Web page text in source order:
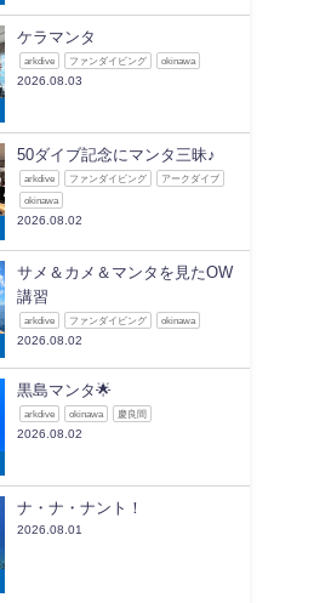
ケラマンタ
arkdive ファンダイビング okinawa
2026.08.03
50ダイブ記念にマンタ三昧♪
arkdive ファンダイビング アークダイブ
okinawa
2026.08.02
サメ＆カメ＆マンタを見たOW
講習
arkdive ファンダイビング okinawa
2026.08.02
黒島マンタ🌟
arkdive okinawa 慶良間
2026.08.02
ナ・ナ・ナント！
2026.08.01